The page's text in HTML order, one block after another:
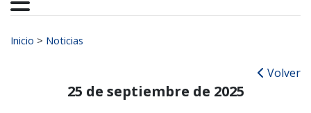
Buscar:
Inicio > Noticias
Volver
25 de septiembre de 2025